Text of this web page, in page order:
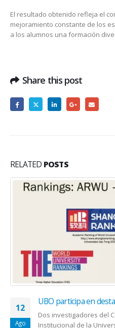
El resultado obtenido refleja el
mejoramiento constante de los
a los alumnos una formación
Share this post
RELATED POSTS
12
Ago
UBO participa en
Dos investigadores del
Institucional de la